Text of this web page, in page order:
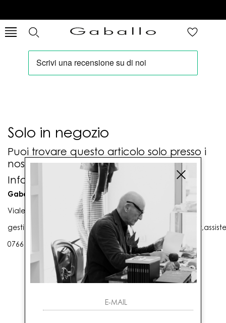
Solo in negozio
Puoi trovare questo articolo solo presso i
nostri punti vendita:
Info contatti
Gaballo Mario srl
Viale G. Matteotti n. 23 00053 Civitavecchia (RM)
0766 25656